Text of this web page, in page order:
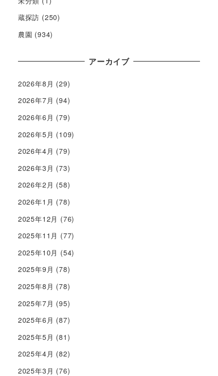
蔵探訪 (250)
農園 (934)
アーカイブ
2026年8月 (29)
2026年7月 (94)
2026年6月 (79)
2026年5月 (109)
2026年4月 (79)
2026年3月 (73)
2026年2月 (58)
2026年1月 (78)
2025年12月 (76)
2025年11月 (77)
2025年10月 (54)
2025年9月 (78)
2025年8月 (78)
2025年7月 (95)
2025年6月 (87)
2025年5月 (81)
2025年4月 (82)
2025年3月 (76)